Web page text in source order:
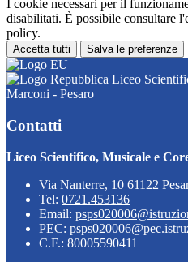
I cookie necessari per il
disabilitati. È possibile consultare
policy.
Accetta tutti Salva le preferenze
Liceo
Marconi - Pesaro
Contatti
Liceo Scientifico, Musicale e
Via Nanterre, 10 61122
Tel: 0721.453136
Email:
PEC:
C.F.: 80005590411